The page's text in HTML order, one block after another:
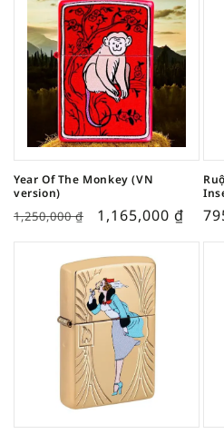
Year Of The Monkey (VN
version)
1,250,000₫ 1,165,000 ₫